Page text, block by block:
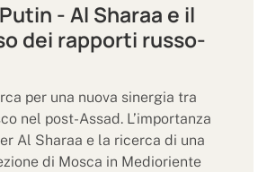
- Al Sharaa e il
dei rapporti russo-
per una nuova sinergia tra
nel post-Assad. L’importanza
Al Sharaa e la ricerca di una
di Mosca in Medioriente